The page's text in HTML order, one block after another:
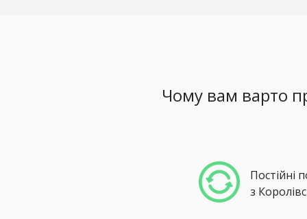
Чому вам варто
Постійні
з